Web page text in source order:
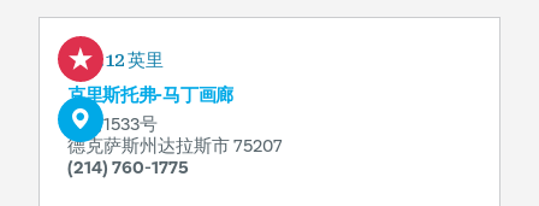
0.12 英里
克里斯托弗-马丁画廊
龙街1533号
德克萨斯州达拉斯市 75207
(214) 760-1775